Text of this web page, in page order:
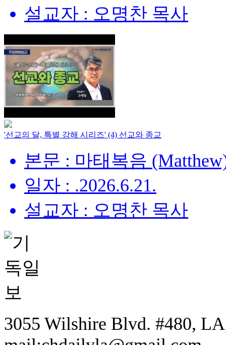
설교자 : 오명찬 목사
'선교의 달, 특별 강해 시리즈' (4) 선교와 종교
본문 : 마태복음
일자 : .2026.6.21.
설교자 : 오명찬 목사
3055 Wilshire Blvd. #480,